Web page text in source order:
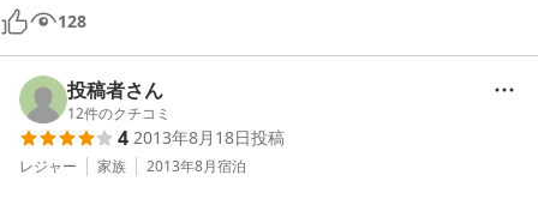
食事は鍋のつゆが美味しかった。
豚肉はかたい。
とうじ蕎麦もつゆがとても美味しかった。
蕎麦は柔らかすぎかな。
郷土料理の大根やらを煮た物も出汁が美味しかった。
128
投稿者さん
12件のクチコミ
4 2013年8月18日投稿
レジャー 家族 2013年8月宿泊